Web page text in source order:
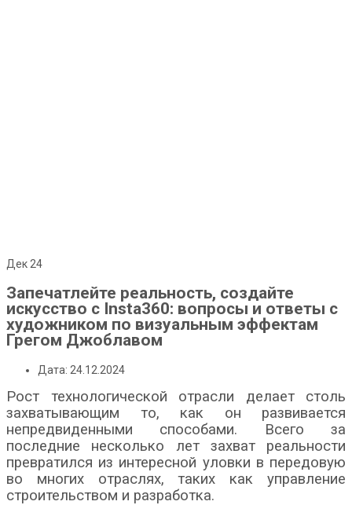
Дек 24
Запечатлейте реальность, создайте
искусство с Insta360: вопросы и ответы с
художником по визуальным эффектам
Грегом Джоблавом
Дата: 24.12.2024
Рост технологической отрасли делает столь
захватывающим то, как он развивается
непредвиденными способами. Всего за
последние несколько лет захват реальности
превратился из интересной уловки в передовую
во многих отраслях, таких как управление
строительством и разработка.